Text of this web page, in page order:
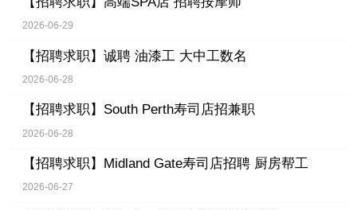
2026-06-29
【招聘求职】 诚聘 油漆工 大中工数名
2026-06-28
【招聘求职】 South Perth寿司店招兼职
2026-06-28
【招聘求职】 Midland Gate寿司店招聘 厨房帮工
2026-06-27